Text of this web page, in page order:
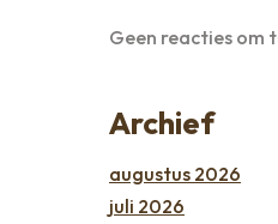
Geen reacties om
Archief
augustus 2026
juli 2026